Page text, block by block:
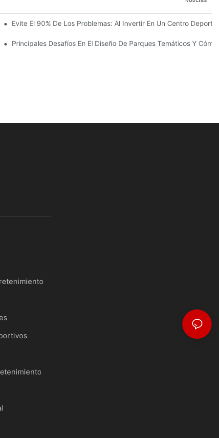
Con Más De 60 Emocionantes Atracciones.
Del Reino Infantil Modoqi De Wuhan, De 13.000
Evite El 90% De Los Problemas: Al Invertir En Un Centro
Principales Desafíos En El Diseño De Parques Temáticos Y